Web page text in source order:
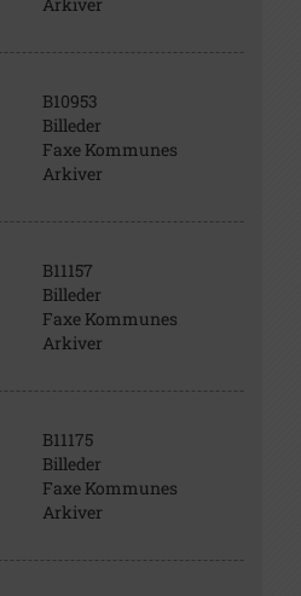
B10953
Billeder
Faxe Kommunes
Arkiver
B11157
Billeder
Faxe Kommunes
Arkiver
B11175
Billeder
Faxe Kommunes
Arkiver